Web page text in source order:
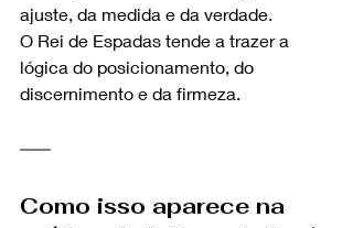
ajuste, da medida e da verdade.
O Rei de Espadas tende a trazer a
lógica do posicionamento, do
discernimento e da firmeza.
Como isso aparece na